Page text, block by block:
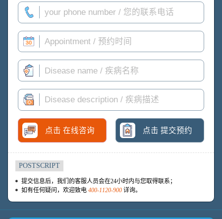
点击 在线咨询 点击 提交预约
POSTSCRIPT
提交信息后，我们的客服人员会在24小时内与您取得联系；
如有任何疑问，欢迎致电 400-1120-900 详询。